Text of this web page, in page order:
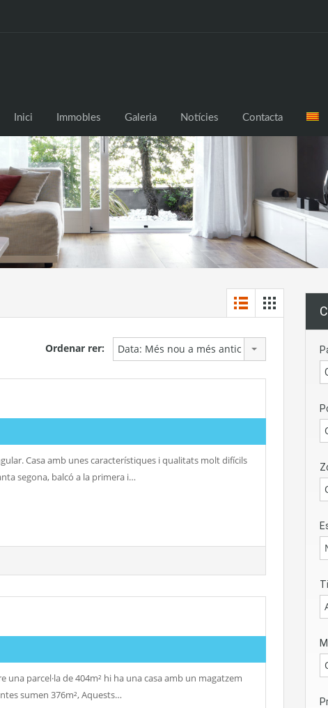
Inici Immobles Galeria Notícies Contacta
Ordenar rer: Data: Més nou a més antic
Casa amb unes característiques i qualitats molt difícils
segona, balcó a la primera i…
una parcel·la de 404m² hi ha una casa amb un magatzem
sumen 376m², Aquests…